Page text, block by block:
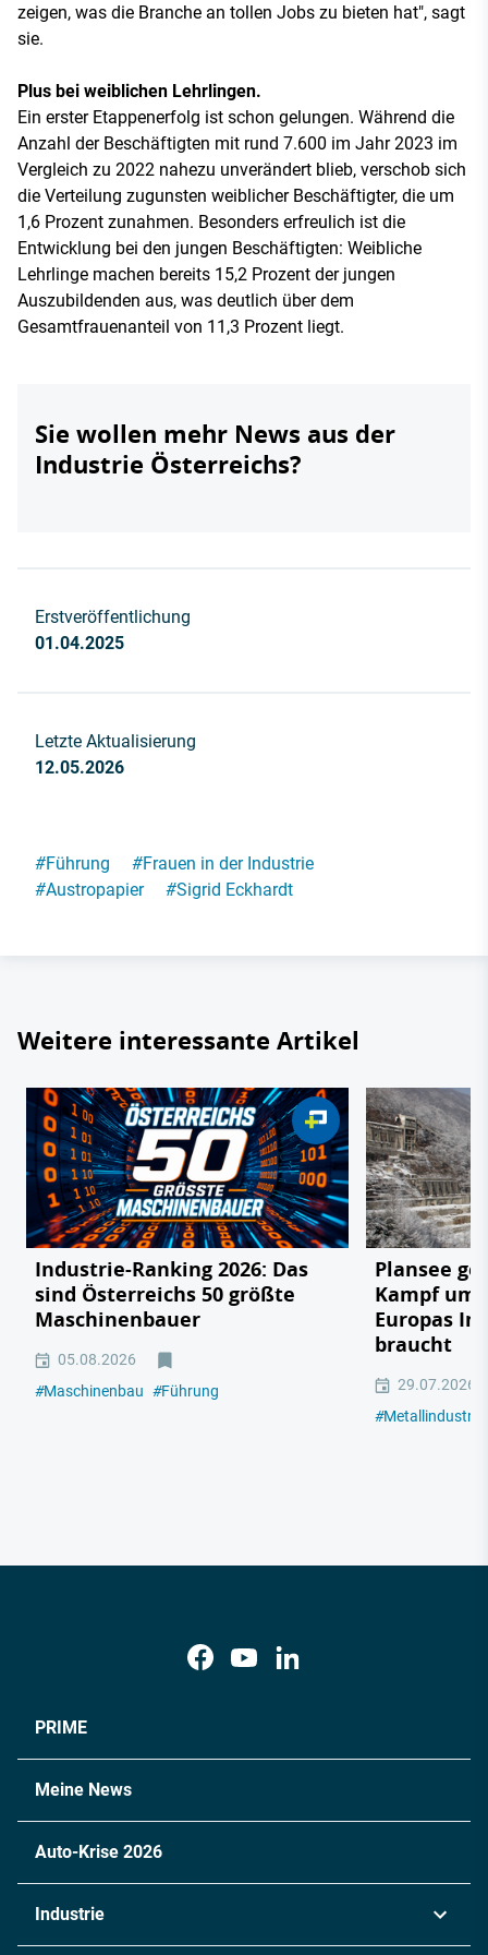
zeigen, was die Branche an tollen Jobs zu bieten hat", sagt
sie.
Plus bei weiblichen Lehrlingen.
Ein erster Etappenerfolg ist schon gelungen. Während die
Anzahl der Beschäftigten mit rund 7.600 im Jahr 2023 im
Vergleich zu 2022 nahezu unverändert blieb, verschob sich
die Verteilung zugunsten weiblicher Beschäftigter, die um
1,6 Prozent zunahmen. Besonders erfreulich ist die
Entwicklung bei den jungen Beschäftigten: Weibliche
Lehrlinge machen bereits 15,2 Prozent der jungen
Auszubildenden aus, was deutlich über dem
Gesamtfrauenanteil von 11,3 Prozent liegt.
Sie wollen mehr News aus der
Industrie Österreichs?
Erstveröffentlichung
01.04.2025
Letzte Aktualisierung
12.05.2026
#Führung #Frauen in der Industrie
#Austropapier #Sigrid Eckhardt
Weitere interessante Artikel
Industrie-Ranking 2026: Das
sind Österreichs 50 größte
Maschinenbauer
05.08.2026
#Maschinenbau #Führung
Plansee
Kampf um
Europas
braucht
29.07.2026
#Metallindustrie
PRIME
Meine News
Auto-Krise 2026
Industrie